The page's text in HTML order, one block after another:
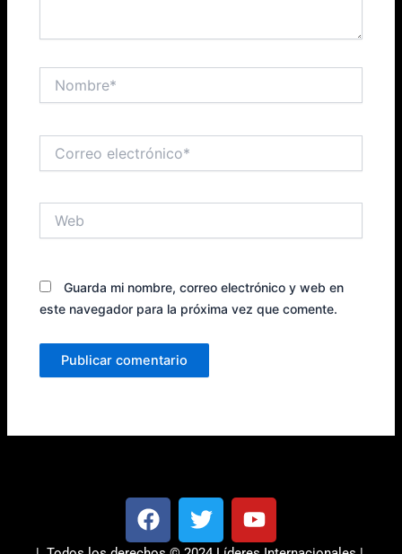
electrónico*
Guarda mi nombre, correo electrónico y web en
este navegador para la próxima vez que comente.
F
a
T
w
Y
o